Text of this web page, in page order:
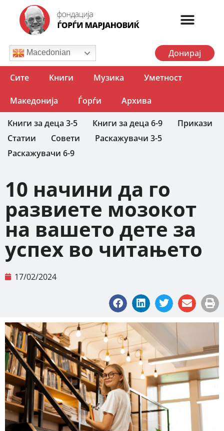
Macedonian Донирај
Сите Книги Музика Уметност
Македонија Ѓорѓи Архива
Книги за деца 3-5 Книги за деца 6-9
Прикази
Статии
Совети
Раскажувачи 3-5
Раскажувачи 6-9
10 начини да го
развиете мозокот
на вашето дете за
успех во читањето
17/02/2024